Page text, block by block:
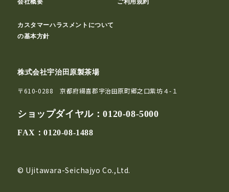
会社概要 ご利用規約
カスタマーハラスメントについて
の基本方針
株式会社宇治田原製茶場
〒610-0288 京都府綴喜郡宇治田原町郷之口紫坊４-１
ショップダイヤル：0120-08-5000
FAX：0120-08-1488
© Ujitawara-Seichajyo Co.,Ltd.